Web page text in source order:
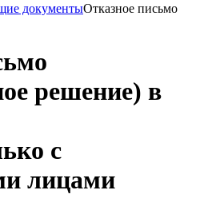
документыОтказное письмо
решение) в
с
лицами